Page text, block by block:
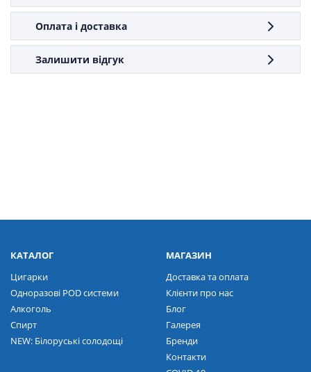
Оплата і доставка
Залишити відгук
КАТАЛОГ
Цигарки
Одноразові POD системи
Алкоголь
Спирт
NEW: Білоруські солодощі
МАГАЗИН
Доставка та оплата
Клієнти про нас
Блог
Галерея
Бренди
Контакти